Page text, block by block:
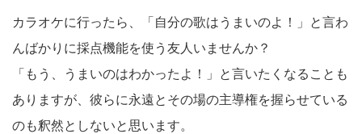
カラオケに行ったら、「自分の歌はうまいのよ！」と言わ
んばかりに採点機能を使う友人いませんか？
「もう、うまいのはわかったよ！」と言いたくなることも
ありますが、彼らに永遠とその場の主導権を握らせている
のも釈然としないと思います。